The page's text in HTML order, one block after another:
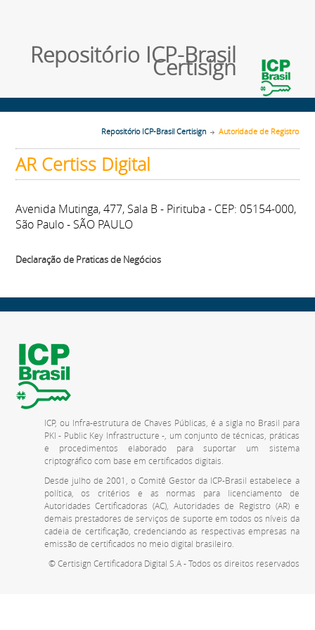
Repositório ICP-Brasil
Certisign
Repositório ICP-Brasil Certisign Autoridade de Registro
AR Certiss Digital
Avenida Mutinga, 477, Sala B - Pirituba - CEP: 05154-000,
São Paulo - SÃO PAULO
Declaração de Praticas de Negócios
ICP, ou Infra-estrutura de Chaves Públicas, é a sigla no Brasil para
PKI - Public Key Infrastructure -, um conjunto de técnicas, práticas
e procedimentos elaborado para suportar um sistema
criptográfico com base em certificados digitais.
Desde julho de 2001, o Comitê Gestor da ICP-Brasil estabelece a
política, os critérios e as normas para licenciamento de
Autoridades Certificadoras (AC), Autoridades de Registro (AR) e
demais prestadores de serviços de suporte em todos os níveis da
cadeia de certificação, credenciando as respectivas empresas na
emissão de certificados no meio digital brasileiro.
© Certisign Certificadora Digital S.A - Todos os direitos reservados